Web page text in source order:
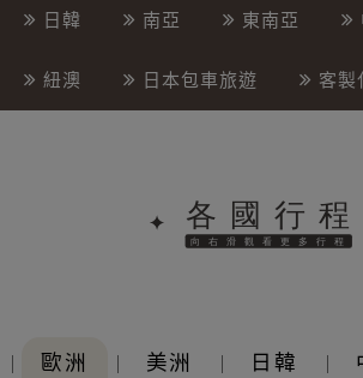
日韓 南亞 東南亞
紐澳 日本包車旅遊 客製
歐洲 美洲 日韓